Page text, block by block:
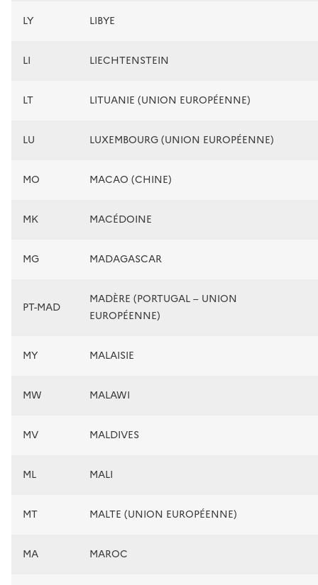
LY LIBYE
LI LIECHTENSTEIN
LT LITUANIE (UNION EUROPÉENNE)
LU LUXEMBOURG (UNION EUROPÉENNE)
MO MACAO (CHINE)
MK MACÉDOINE
MG MADAGASCAR
PT-MAD
MADÈRE (PORTUGAL – UNION
EUROPÉENNE)
MY MALAISIE
MW MALAWI
MV MALDIVES
ML MALI
MT MALTE (UNION EUROPÉENNE)
MA MAROC